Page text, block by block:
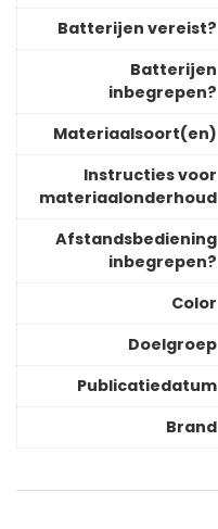
Batterijen vereist?
Batterijen
inbegrepen?
Materiaalsoort(en)
Instructies voor
materiaalonderhoud
Afstandsbediening
inbegrepen?
Color
Doelgroep
Publicatiedatum
Brand